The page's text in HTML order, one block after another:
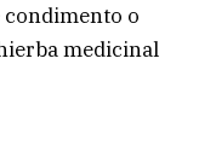
condimento o
medicinal